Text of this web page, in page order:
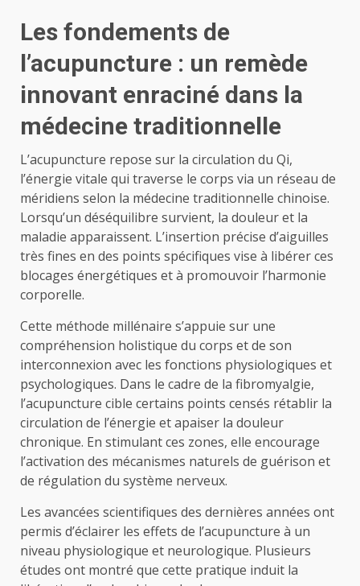
Les fondements de
l’acupuncture : un remède
innovant enraciné dans la
médecine traditionnelle
L’acupuncture repose sur la circulation du Qi,
l’énergie vitale qui traverse le corps via un réseau de
méridiens selon la médecine traditionnelle chinoise.
Lorsqu’un déséquilibre survient, la douleur et la
maladie apparaissent. L’insertion précise d’aiguilles
très fines en des points spécifiques vise à libérer ces
blocages énergétiques et à promouvoir l’harmonie
corporelle.
Cette méthode millénaire s’appuie sur une
compréhension holistique du corps et de son
interconnexion avec les fonctions physiologiques et
psychologiques. Dans le cadre de la fibromyalgie,
l’acupuncture cible certains points censés rétablir la
circulation de l’énergie et apaiser la douleur
chronique. En stimulant ces zones, elle encourage
l’activation des mécanismes naturels de guérison et
de régulation du système nerveux.
Les avancées scientifiques des dernières années ont
permis d’éclairer les effets de l’acupuncture à un
niveau physiologique et neurologique. Plusieurs
études ont montré que cette pratique induit la